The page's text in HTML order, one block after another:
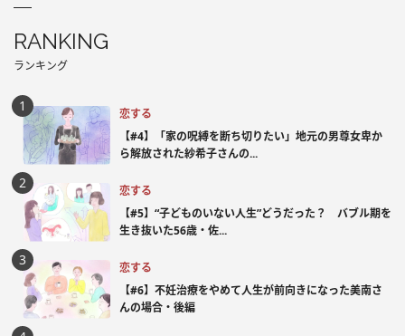
RANKING
ランキング
恋する
【#4】「家の呪縛を断ち切りたい」地元の男尊女卑か
ら解放された紗希子さんの...
恋する
【#5】“子どものいない人生”どうだった？ バブル期を
生き抜いた56歳・佐...
恋する
【#6】不妊治療をやめて人生が前向きになった美南さ
んの場合・後編